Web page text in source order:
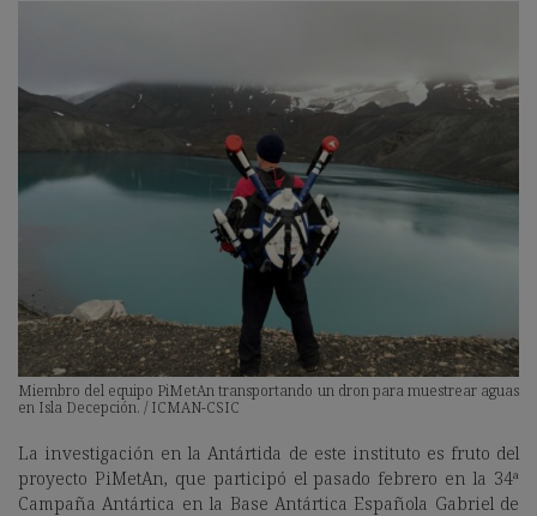
Miembro del equipo PiMetAn transportando un dron para muestrear aguas
en Isla Decepción. / ICMAN-CSIC
La investigación en la Antártida de este instituto es fruto del
proyecto PiMetAn, que participó el pasado febrero en la 34ª
Campaña Antártica en la Base Antártica Española Gabriel de